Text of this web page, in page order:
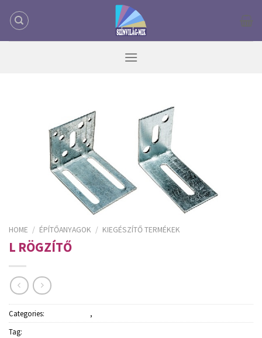
HOME / ÉPÍTŐANYAGOK / KIEGÉSZÍTŐ TERMÉKEK
L RÖGZÍTŐ
Categories: ,
Tag: